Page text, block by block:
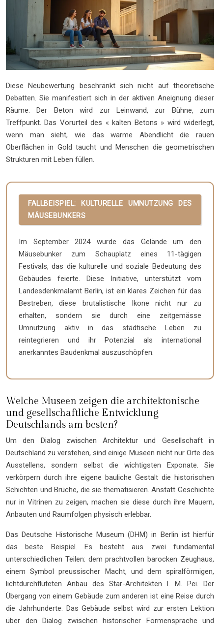
Diese Neubewertung beschränkt sich nicht auf theoretische
Debatten. Sie manifestiert sich in der aktiven Aneignung dieser
Räume. Der Beton wird zur Leinwand, zur Bühne, zum
Treffpunkt. Das Vorurteil des « kalten Betons » wird widerlegt,
wenn man sieht, wie das warme Abendlicht die rauen
Oberflächen in Gold taucht und Menschen die geometrischen
Strukturen mit Leben füllen.
FALLBEISPIEL: KULTURELLE UMNUTZUNG DES
MÄUSEBUNKERS
Im September 2024 wurde das Gelände um den
Mäusebunker zum Schauplatz eines 11-tägigen
Festivals, das die kulturelle und soziale Bedeutung des
Gebäudes feierte. Diese Initiative, unterstützt vom
Landesdenkmalamt Berlin, ist ein klares Zeichen für das
Bestreben, diese brutalistische Ikone nicht nur zu
erhalten, sondern sie durch eine zeitgemässe
Umnutzung aktiv in das städtische Leben zu
reintegrieren und ihr Potenzial als international
anerkanntes Baudenkmal auszuschöpfen.
Welche Museen zeigen die architektonische
und gesellschaftliche Entwicklung
Deutschlands am besten?
Um den Dialog zwischen Architektur und Gesellschaft in
Deutschland zu verstehen, sind einige Museen nicht nur Orte des
Ausstellens, sondern selbst die wichtigsten Exponate. Sie
verkörpern durch ihre eigene bauliche Gestalt die historischen
Schichten und Brüche, die sie thematisieren. Anstatt Geschichte
nur in Vitrinen zu zeigen, machen sie diese durch ihre Mauern,
Anbauten und Raumfolgen physisch erlebbar.
Das Deutsche Historische Museum (DHM) in Berlin ist hierfür
das beste Beispiel. Es besteht aus zwei fundamental
unterschiedlichen Teilen: dem prachtvollen barocken Zeughaus,
einem Symbol preussischer Macht, und dem spiralförmigen,
lichtdurchfluteten Anbau des Star-Architekten I. M. Pei. Der
Übergang von einem Gebäude zum anderen ist eine Reise durch
die Jahrhunderte. Das Gebäude selbst wird zur ersten Lektion
über den Dialog zwischen historischer Formensprache und